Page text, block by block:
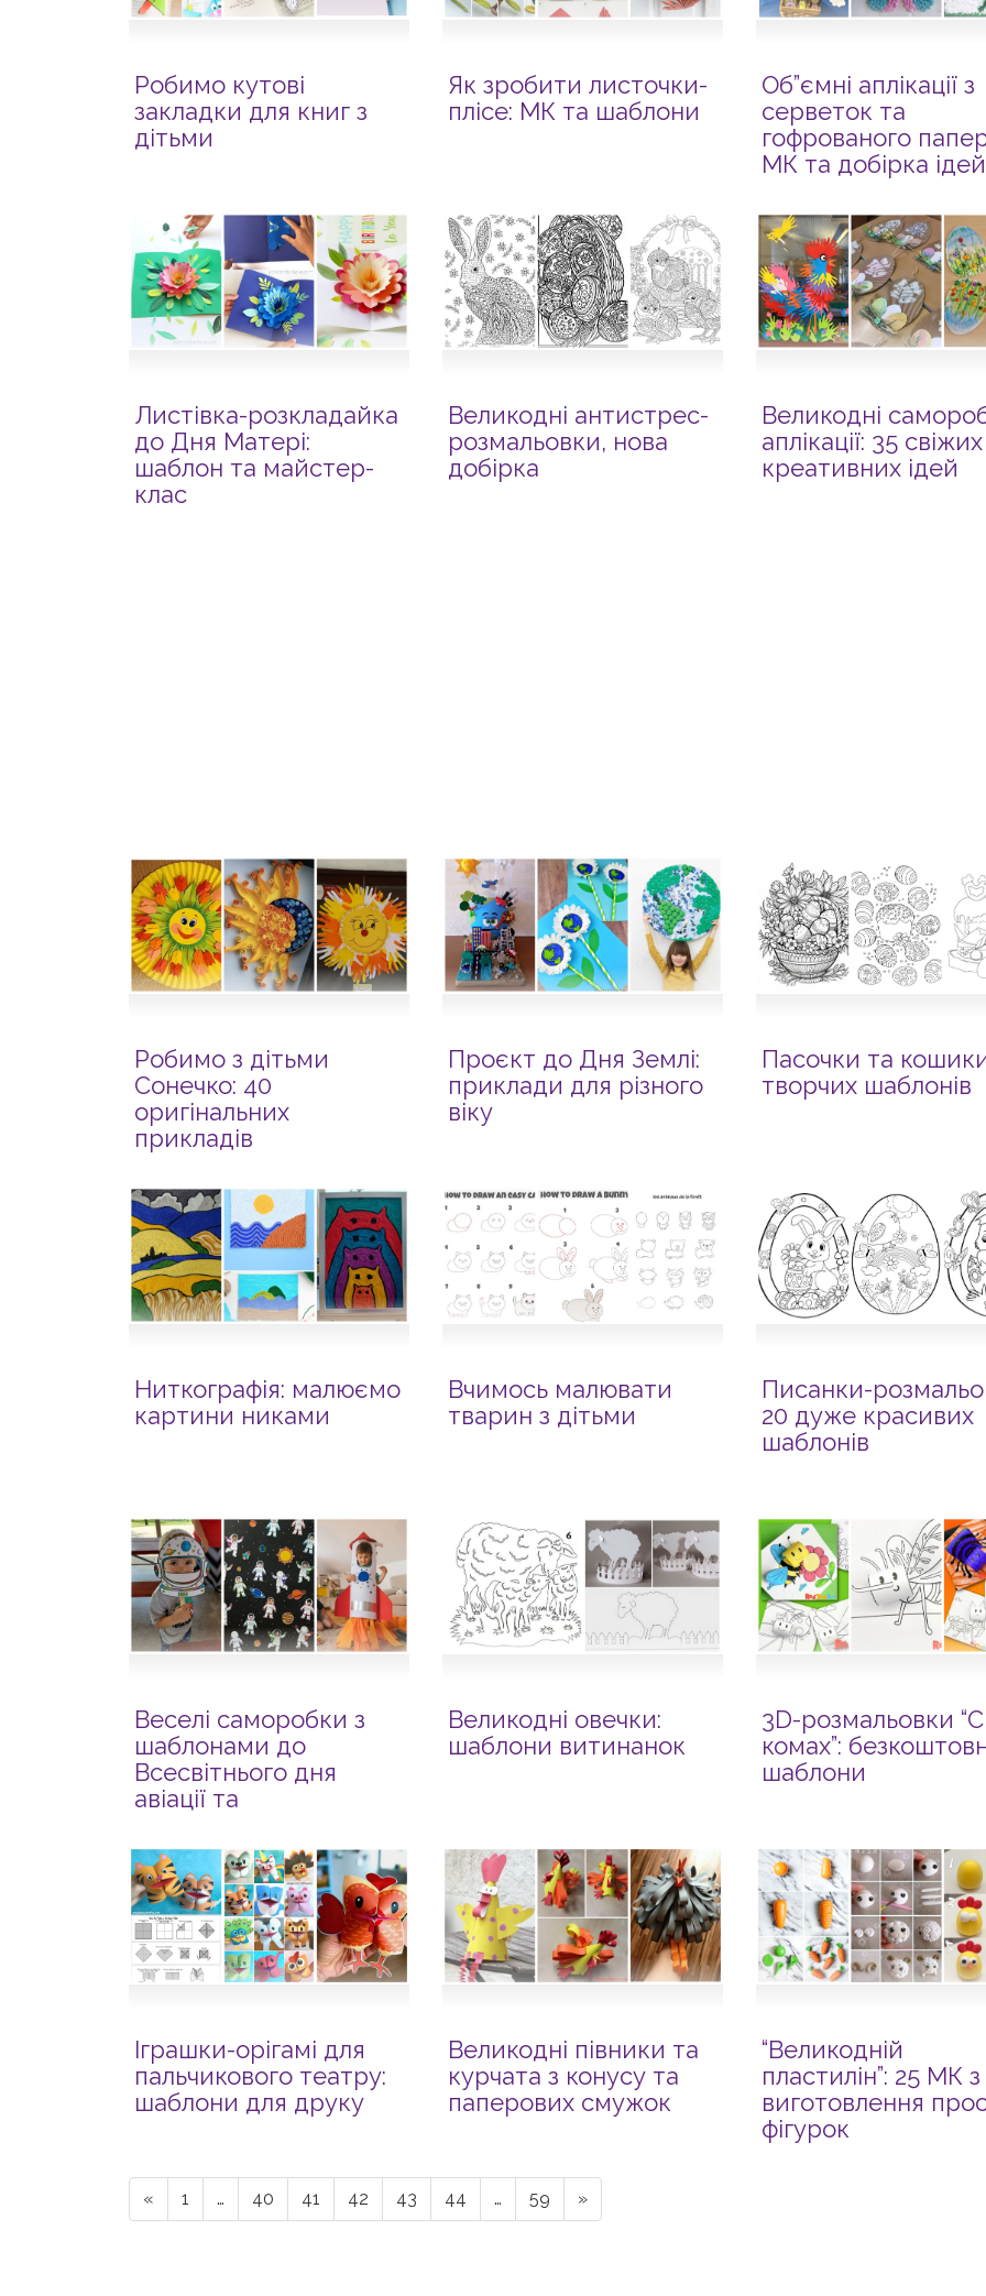
Робимо кутові
закладки для книг з
дітьми
Як зробити листочки-
плісе: МК та шаблони
Об”ємні аплікації з
серветок та
гофрованого
МК та добірка ідей
Листівка-розкладайка
до Дня Матері:
шаблон та майстер-
клас
Великодні антистрес-
розмальовки, нова
добірка
Великодні
аплікації: 35
креативних ідей
Робимо з дітьми
Сонечко: 40
оригінальних
прикладів
Проєкт до Дня Землі:
приклади для різного
віку
Пасочки та
творчих шаблонів
Ниткографія: малюємо
картини никами
Вчимось малювати
тварин з дітьми
Писанки-
20 дуже красивих
шаблонів
Веселі саморобки з
шаблонами до
Всесвітнього дня
авіації та
Великодні овечки:
шаблони витинанок
3D-розмальовки
комах”:
шаблони
Іграшки-орігамі для
пальчикового театру:
шаблони для друку
Великодні півники та
курчата з конусу та
паперових смужок
“Великодній
пластилін”: 25 МК з
виготовлення
фігурок
« 1 … 40 41 42 43 44 … 59 »